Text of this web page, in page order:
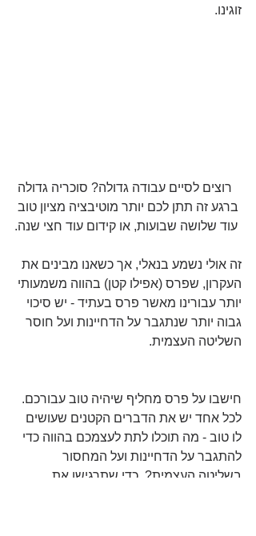
זוגינו.
רוצים לסיים עבודה גדולה? סוכריה גדולה
ברגע זה תתן לכם יותר מוטיבציה מציון טוב
עוד שלושה שבועות, או קידום עוד חצי שנה.
זה אולי נשמע בנאלי, אך כשאנו מבינים את
העקרון, שפרס (אפילו קטן) בהווה משמעותי
יותר עבורינו מאשר פרס בעתיד - יש סיכוי
גבוה יותר שנתגבר על הדחיינות ועל חוסר
השליטה העצמית.
חישבו על פרס מחליף שיהיה טוב עבורכם.
לכל אחד יש את הדברים הקטנים שעושים
לו טוב - מה תוכלו לתת לעצמכם בהווה כדי
להתגבר על הדחיינות ועל המחסור
בשליטה העצמית?  כדי שתרגישו את